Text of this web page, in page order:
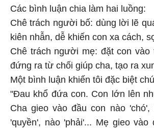
Các bình luận chia làm hai luồng:
Chê trách người bố: dùng lời lẽ
kiên nhẫn, dễ khiến con xa cách,
Chê trách người mẹ: đặt con vào
đứng ra từ chối giúp cha, tạo ra
Một bình luận khiến tôi đặc biệt
"Đau khổ đứa con. Con lớn lên
Cha gieo vào đầu con nào 'chó',
'quyền', nào 'phải'... Mẹ gieo